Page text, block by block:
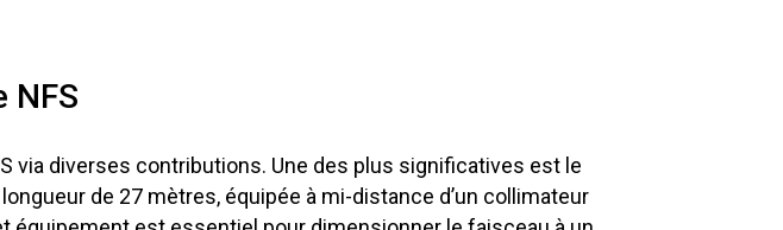
NFS
via diverses contributions. Une des plus significatives est le
de 27 mètres, équipée à mi-distance d’un collimateur